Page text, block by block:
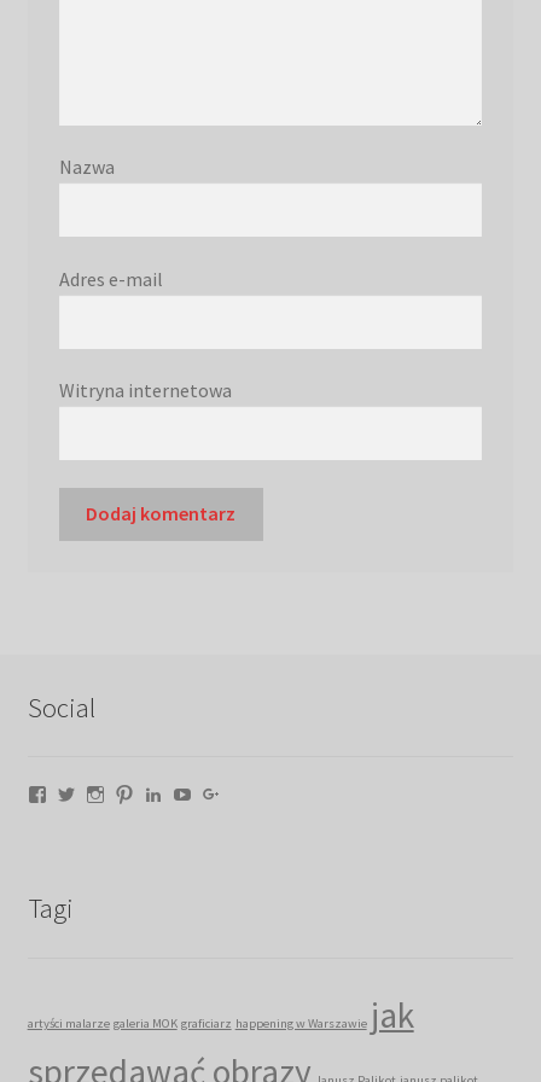
Nazwa
Adres e-mail
Witryna internetowa
Social
Facebook
TwitterInstagram
PinterestLinkedIn
YouTube
Tagi
artyści malarze galeria MOK graficiarz happening w Warszawie jak
sprzedawać obrazy